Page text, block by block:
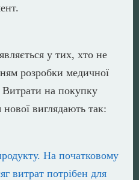
у тих, хто не
розробки медичної
Витрати на покупку
виглядають так:
На початковому
витрат потрібен для